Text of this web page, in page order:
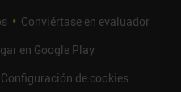
Conviértase en evaluador
en Google Play
Configuración de cookies